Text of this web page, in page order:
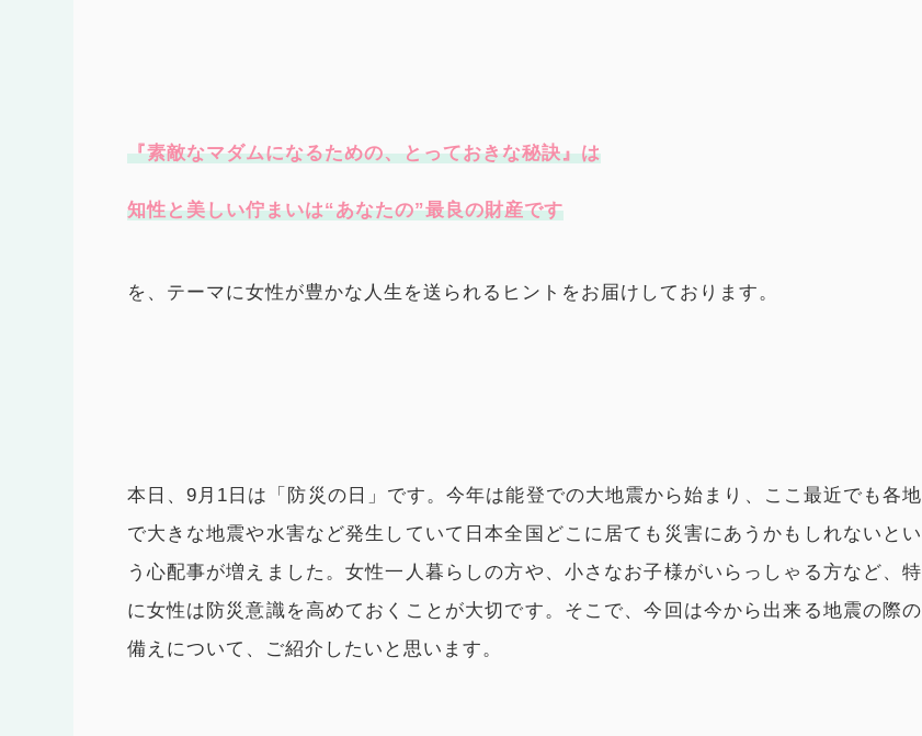
『素敵なマダムになるための、とっておきな秘訣』は
知性と美しい佇まいは“あなたの”最良の財産です
を、テーマに女性が豊かな人生を送られるヒントをお届けしております。
本日、9月1日は「防災の日」です。今年は能登での大地震から始まり、ここ最近でも各地
で大きな地震や水害など発生していて日本全国どこに居ても災害にあうかもしれないとい
う心配事が増えました。女性一人暮らしの方や、小さなお子様がいらっしゃる方など、特
に女性は防災意識を高めておくことが大切です。そこで、今回は今から出来る地震の際の
備えについて、ご紹介したいと思います。